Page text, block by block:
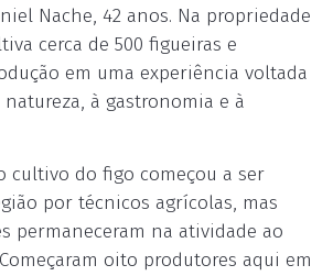
Nache, 42 anos. Na propriedade
cerca de 500 figueiras e
em uma experiência voltada
à gastronomia e à
cultivo do figo começou a ser
por técnicos agrícolas, mas
permaneceram na atividade ao
oito produtores aqui em